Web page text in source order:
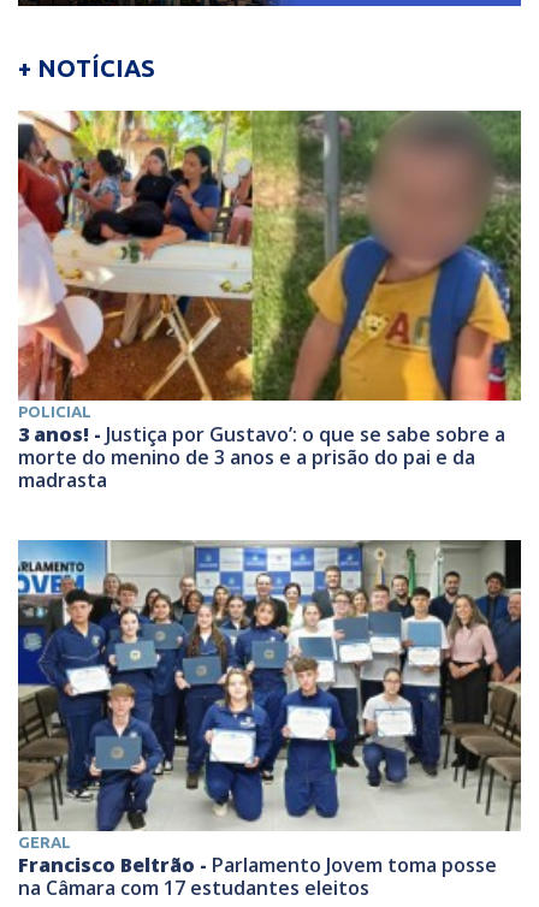
+ NOTÍCIAS
POLICIAL
3 anos! - Justiça por Gustavo’: o que se sabe sobre a
morte do menino de 3 anos e a prisão do pai e da
madrasta
GERAL
Francisco Beltrão - Parlamento Jovem toma posse
na Câmara com 17 estudantes eleitos